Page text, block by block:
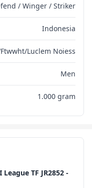
/ Winger / Striker
Indonesia
Luclem Noiess
Men
1.000 gram
TF JR2852 -